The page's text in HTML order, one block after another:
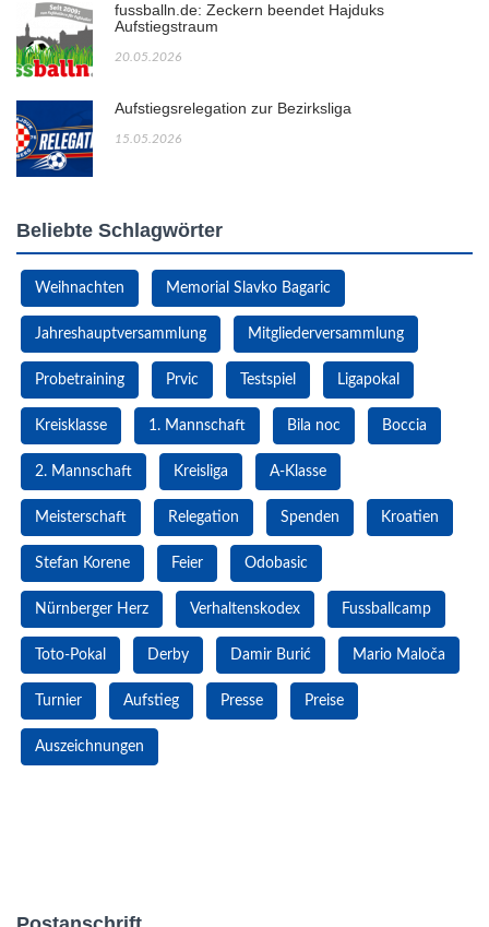
fussballn.de: Zeckern beendet Hajduks
Aufstiegstraum
20.05.2026
Aufstiegsrelegation zur Bezirksliga
15.05.2026
Beliebte Schlagwörter
Weihnachten Memorial Slavko Bagaric
Jahreshauptversammlung Mitgliederversammlung
Probetraining Prvic Testspiel Ligapokal
Kreisklasse 1. Mannschaft Bila noc Boccia
2. Mannschaft Kreisliga A-Klasse
Meisterschaft Relegation Spenden Kroatien
Stefan Korene Feier Odobasic
Nürnberger Herz Verhaltenskodex Fussballcamp
Toto-Pokal Derby Damir Burić Mario Maloča
Turnier Aufstieg Presse Preise
Auszeichnungen